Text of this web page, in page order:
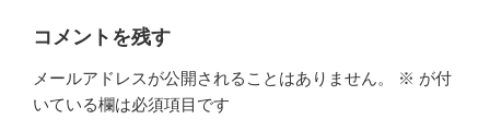
コメントを残す
メールアドレスが公開されることはありません。 ※ が付
いている欄は必須項目です